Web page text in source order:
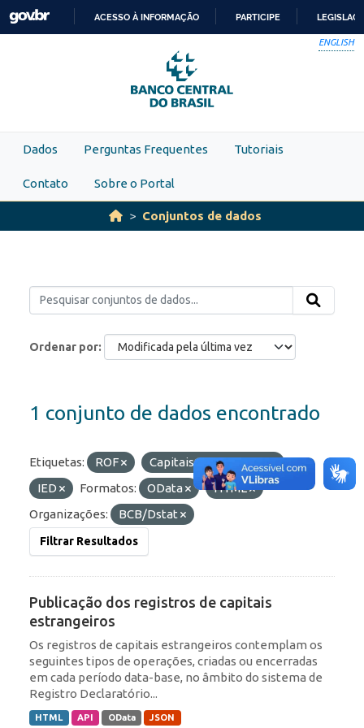
Skip to main content
PARA
O
CONTEÚDO
ACESSO À INFORMAÇÃO PARTICIPE
ENGLISH
Dados Perguntas Frequentes Tutoriais
Contato Sobre o Portal
Conjuntos de dados
Ordenar por
1 conjunto de dados encontrado
Etiquetas: ROF
Capitais Estrangeiros
IED
Formatos: OData
HTML
Organizações:
BCB/Dstat
Filtrar Resultados
Publicação dos registros de capitais
estrangeiros
Os registros de capitais estrangeiros contemplam os
seguintes tipos de operações, criadas ou encerradas
em cada período data-base, no âmbito do sistema de
Registro Declaratório...
HTML API OData JSON